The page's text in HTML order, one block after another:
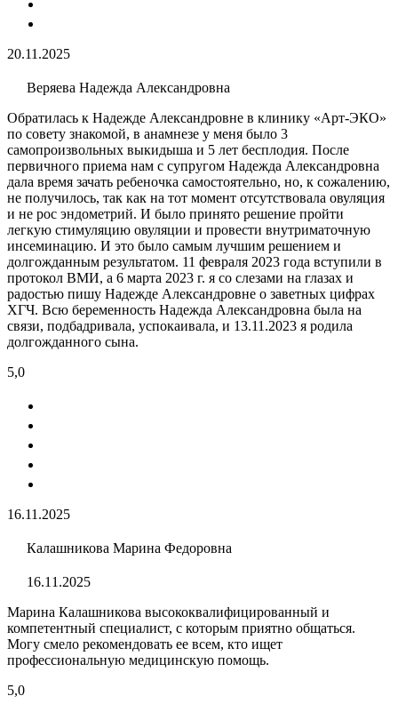
20.11.2025
Веряева Надежда Александровна
Обратилась к Надежде Александровне в клинику «Арт-ЭКО»
по совету знакомой, в анамнезе у меня было 3
самопроизвольных выкидыша и 5 лет бесплодия​. После
первичного приема нам с супругом Надежда Александровна
дала время зачать ребеночка самостоятельно, но, к сожалению,
не получилось, так как на тот момент отсутствовала овуляция
и не рос эндометрий. И было принято решение пройти
легкую стимуляцию овуляции​ и провести внутриматочную
инсеминацию​. И это было самым лучшим решением и
долгожданным результатом. 11 февраля 2023 года вступили в
протокол ВМИ, а 6 марта 2023 г. я со слезами на глазах и
радостью пишу Надежде Александровне о заветных цифрах
ХГЧ. Всю беременность Надежда Александровна была на
связи, подбадривала, успокаивала, и 13.11.2023 я родила
долгожданного сына.
5,0
16.11.2025
Калашникова Марина Федоровна
16.11.2025
Марина Калашникова высококвалифицированный и
компетентный специалист, с которым приятно общаться.
Могу смело рекомендовать ее всем, кто ищет
профессиональную медицинскую помощь.
5,0